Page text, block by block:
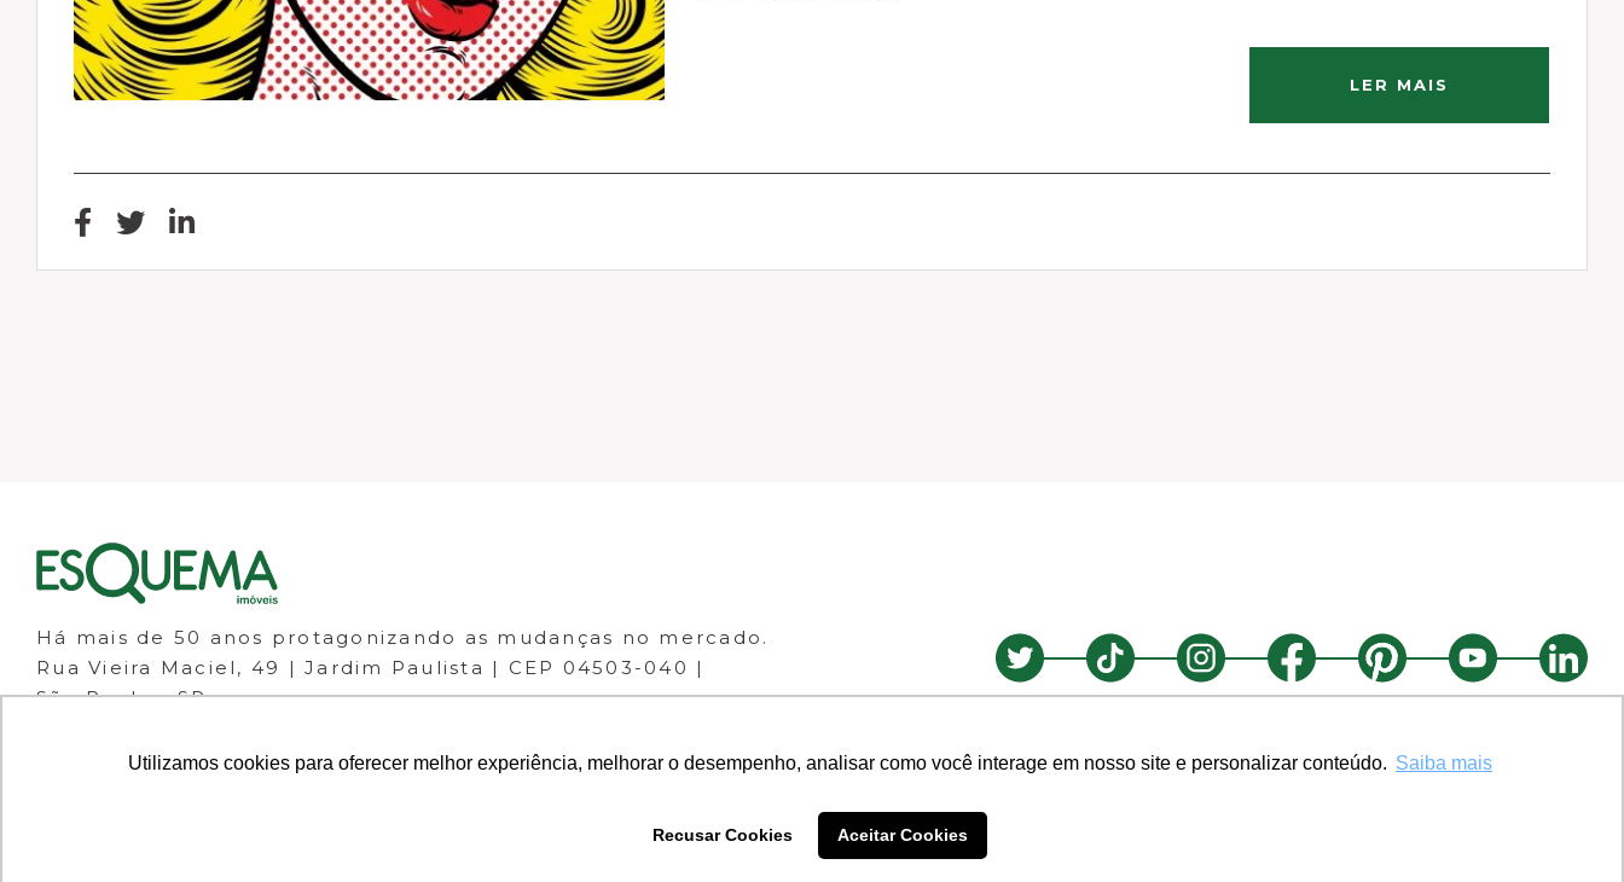
Utilizamos cookies para oferecer melhor experiência, melhorar o desempenho, analisar como você interage em nosso site e personalizar conteúdo. Saiba mais
Recusar Cookies Aceitar Cookies
LER MAIS
Há mais de 50 anos protagonizando as mudanças no mercado.
Rua Vieira Maciel, 49 | Jardim Paulista | CEP 04503-040 |
São Paulo - SP
(11) 98266-1111 (11) 3061-1133
© 2023 ESQUEMA IMÓVEIS - CRECI 30.046-J - Todos os direitos reservados.